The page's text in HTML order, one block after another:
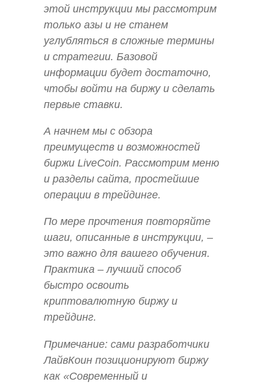
этой инструкции мы рассмотрим
только азы и не станем
углубляться в сложные термины
и стратегии. Базовой
информации будет достаточно,
чтобы войти на биржу и сделать
первые ставки.
А начнем мы с обзора
преимуществ и возможностей
биржи LiveCoin. Рассмотрим меню
и разделы сайта, простейшие
операции в трейдинге.
По мере прочтения повторяйте
шаги, описанные в инструкции, –
это важно для вашего обучения.
Практика – лучший способ
быстро освоить
криптовалютную биржу и
трейдинг.
Примечание: сами разработчики
ЛайвКоин позиционируют биржу
как «Современный и